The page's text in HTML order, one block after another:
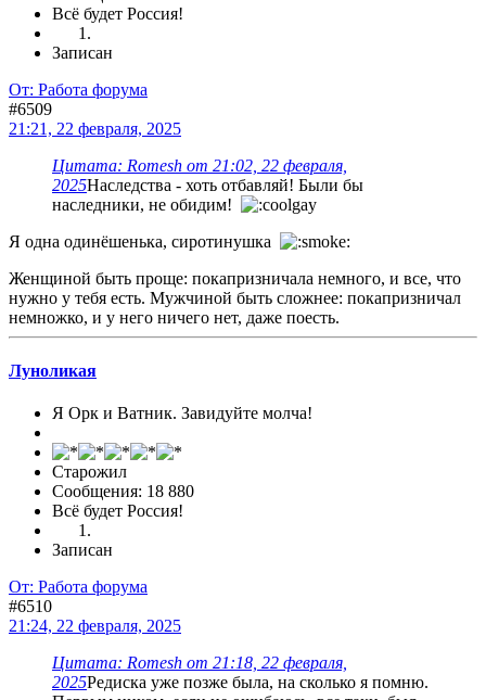
Всё будет Россия!
Записан
От: Работа форума
#6509
21:21, 22 февраля, 2025
Цитата: Romesh от 21:02, 22 февраля,
2025Наследства - хоть отбавляй! Были бы
наследники, не обидим!
Я одна одинёшенька, сиротинушка
Женщиной быть проще: покапризничала немного, и все, что
нужно у тебя есть. Мужчиной быть сложнее: покапризничал
немножко, и у него ничего нет, даже поесть.
Луноликая
Я Орк и Ватник. Завидуйте молча!
Старожил
Сообщения: 18 880
Всё будет Россия!
Записан
От: Работа форума
#6510
21:24, 22 февраля, 2025
Цитата: Romesh от 21:18, 22 февраля,
2025Редиска уже позже была, на сколько я помню.